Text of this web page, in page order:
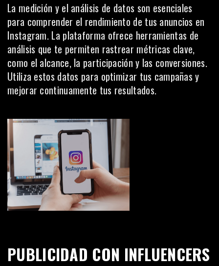
La medición y el análisis de datos son esenciales
para comprender el rendimiento de tus anuncios en
Instagram. La plataforma ofrece herramientas de
análisis que te permiten rastrear métricas clave,
como el alcance, la participación y las conversiones.
Utiliza estos datos para optimizar tus campañas y
mejorar continuamente tus resultados.
PUBLICIDAD CON INFLUENCERS